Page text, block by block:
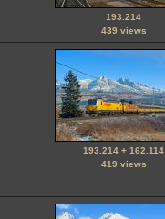
193.214
439 views
193.214 + 162.114
419 views